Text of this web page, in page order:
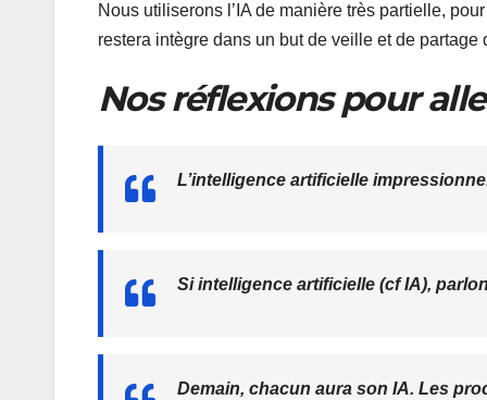
Nous utiliserons l’IA de manière très partielle,
restera intègre dans un but de veille et de partage
Nos réflexions pour
L’intelligence artificielle
Si intelligence artificielle (cf IA),
Demain, chacun aura son IA. Les